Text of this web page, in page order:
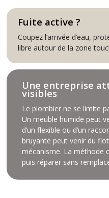
Fuite active ?
Coupez l’arrivée d’eau,
libre autour de la zone
Une entreprise
visibles
Le plombier ne se limite
Un meuble humide peut
d’un flexible ou d’un
bruyante peut venir du
mécanisme. La méthode
puis réparer sans